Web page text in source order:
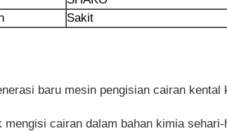
Sakit
baru mesin pengisian cairan kental
mengisi cairan dalam bahan kimia